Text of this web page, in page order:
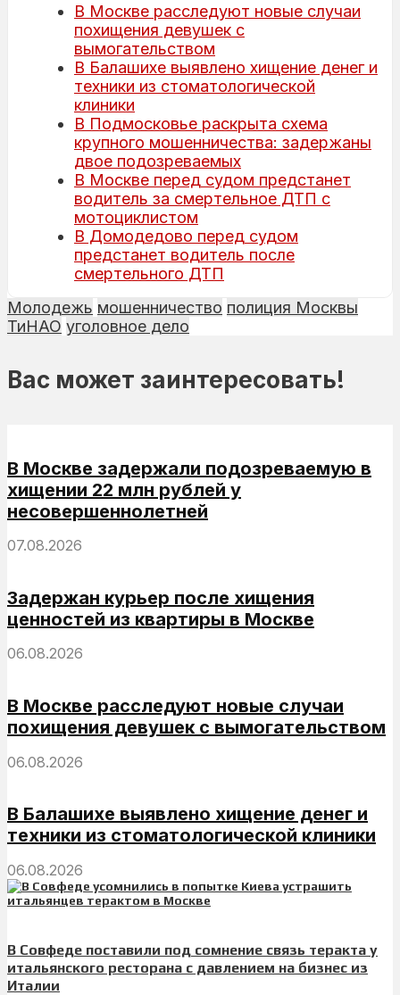
В Москве расследуют новые случаи
похищения девушек с
вымогательством
В Балашихе выявлено хищение денег и
техники из стоматологической
клиники
В Подмосковье раскрыта схема
крупного мошенничества: задержаны
двое подозреваемых
В Москве перед судом предстанет
водитель за смертельное ДТП с
мотоциклистом
В Домодедово перед судом
предстанет водитель после
смертельного ДТП
Молодежь мошенничество полиция Москвы
ТиНАО уголовное дело
Вас может заинтересовать!
В Москве задержали подозреваемую в
хищении 22 млн рублей у
несовершеннолетней
07.08.2026
Задержан курьер после хищения
ценностей из квартиры в Москве
06.08.2026
В Москве расследуют новые случаи
похищения девушек с вымогательством
06.08.2026
В Балашихе выявлено хищение денег и
техники из стоматологической клиники
06.08.2026
В Совфеде поставили под сомнение связь теракта у
итальянского ресторана с давлением на бизнес из
Италии